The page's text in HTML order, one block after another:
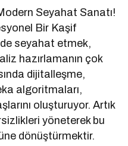
Seyahat Sanatı!
Bir Kaşif
seyahat etmek,
hazırlamanın çok
dijitalleşme,
algoritmaları,
oluşturuyor. Artık
yöneterek bu
dönüştürmektir.